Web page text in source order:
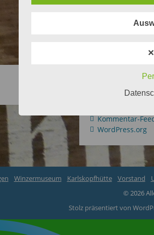
Anmelden
Kommentar-
WordPress.org
Winzermuseum Karlskopfhütte Vorstand
© 2026
Stolz präsentiert von